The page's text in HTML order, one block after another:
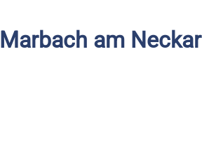
Marbach am